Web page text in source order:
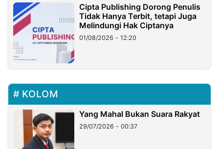
Cipta Publishing Dorong Penulis
Tidak Hanya Terbit, tetapi Juga
Melindungi Hak Ciptanya
01/08/2026 - 12:20
KOLOM
Yang Mahal Bukan Suara Rakyat
29/07/2026 - 00:37